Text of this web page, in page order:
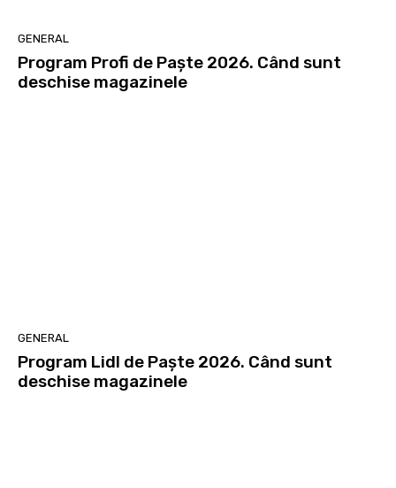
GENERAL
Program Profi de Paște 2026. Când sunt
deschise magazinele
GENERAL
Program Lidl de Paște 2026. Când sunt
deschise magazinele